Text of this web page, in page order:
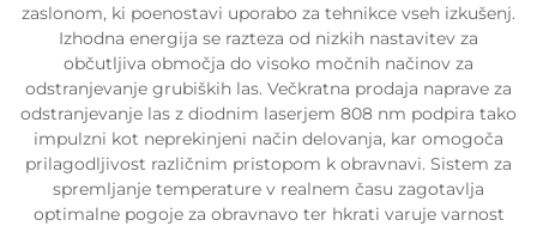
zaslonom, ki poenostavi uporabo za tehnikce vseh izkušenj.
Izhodna energija se razteza od nizkih nastavitev za
občutljiva območja do visoko močnih načinov za
odstranjevanje grubiških las. Večkratna prodaja naprave za
odstranjevanje las z diodnim laserjem 808 nm podpira tako
impulzni kot neprekinjeni način delovanja, kar omogoča
prilagodljivost različnim pristopom k obravnavi. Sistem za
spremljanje temperature v realnem času zagotavlja
optimalne pogoje za obravnavo ter hkrati varuje varnost